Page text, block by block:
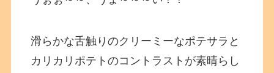
滑らかな舌触りのクリーミーなポテサラと
カリカリポテトのコントラストが素晴らし